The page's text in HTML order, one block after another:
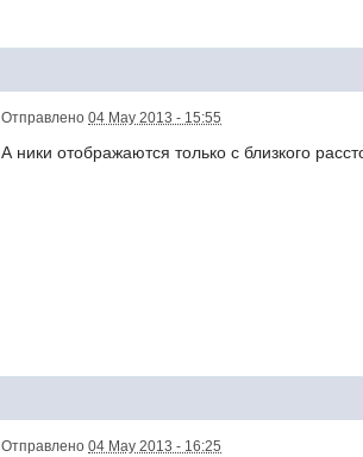
Отправлено 04 May 2013 - 15:55
А ники отображаются только с близкого
Отправлено 04 May 2013 - 16:25